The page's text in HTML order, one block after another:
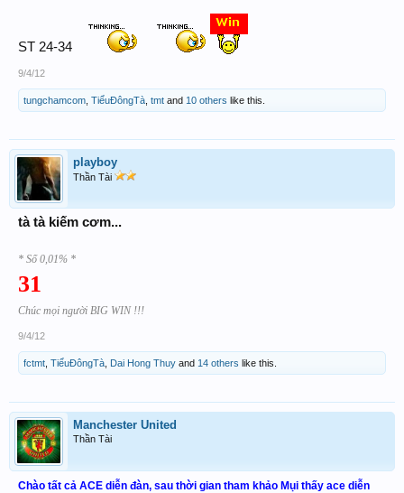
ST 24-34
9/4/12
tungchamcom TiểuĐôngTà tmt and 10 others like this.
playboy
Thần Tài
tà tà kiếm cơm...
* Số 0,01% *
31
Chúc mọi người BIG WIN !!!
9/4/12
fctmt TiểuĐôngTà Dai Hong Thuy and 14 others like this.
Manchester United
Thần Tài
Chào tất cả ACE diễn đàn, sau thời gian tham khảo Mụi thấy ace diễn